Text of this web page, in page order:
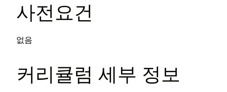
사전요건
없음
커리큘럼 세부 정보